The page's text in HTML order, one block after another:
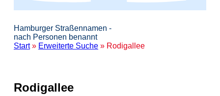
Hamburger Straßennamen -
nach Personen benannt
Start» Erweiterte Suche » Rodigallee
Rodigallee